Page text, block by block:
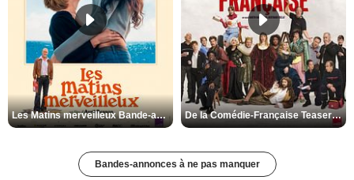
Les Matins merveilleux Bande-annonce VF De la Comédie-Française Teaser VF
Bandes-annonces à ne pas manquer